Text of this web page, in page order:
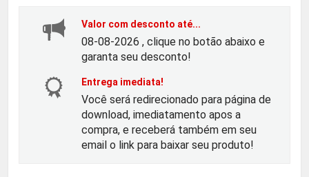
o
o
r
i
o
a
t
u
Valor com desconto até...
08-08-2026 , clique no botão abaixo e
garanta seu desconto!
Entrega imediata!
Você será redirecionado para página de
download, imediatamento apos a
compra, e receberá também em seu
email o link para baixar seu produto!